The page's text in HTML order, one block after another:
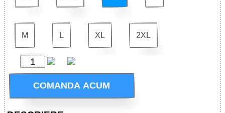
M L XL 2XL
COMANDA ACUM